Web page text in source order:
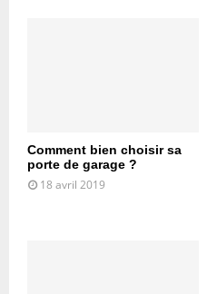
Comment bien choisir sa
porte de garage ?
18 avril 2019